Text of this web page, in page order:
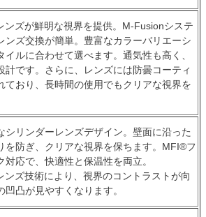
ンズが鮮明な視界を提供。M-Fusionシステ
ンズ交換が簡単。豊富なカラーバリエーシ
イルに合わせて選べます。通気性も高く、
計です。さらに、レンズには防曇コーティ
ており、長時間の使用でもクリアな視界を
シリンダーレンズデザイン。壁面に沿った
を防ぎ、クリアな視界を保ちます。MFI®フ
対応で、快適性と保温性を両立。
ンズ技術により、視界のコントラストが向
凹凸が見やすくなります。